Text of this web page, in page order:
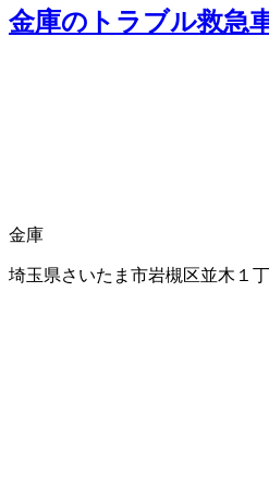
金庫のトラブル救急
金庫
埼玉県さいたま市岩槻区並木１